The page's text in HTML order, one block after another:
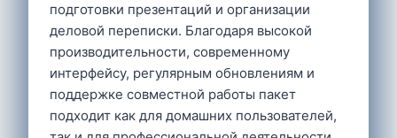
подготовки презентаций и организации
деловой переписки. Благодаря высокой
производительности, современному
интерфейсу, регулярным обновлениям и
поддержке совместной работы пакет
подходит как для домашних пользователей,